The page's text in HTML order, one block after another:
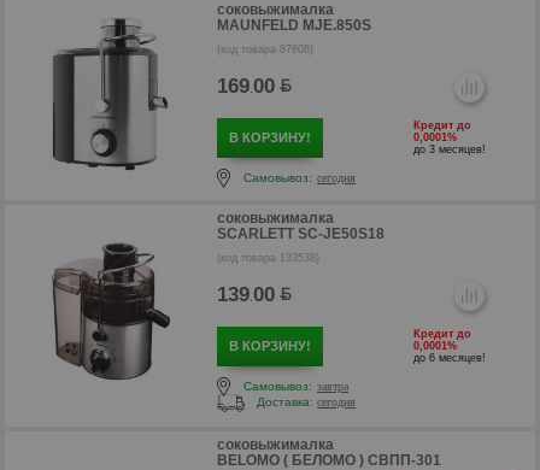
соковыжималка
MAUNFELD MJE.850S
(код товара 87608)
169.00
В КОРЗИНУ!
Кредит до
0,0001%
до 3 месяцев!
Самовывоз: сегодня
соковыжималка
SCARLETT SC-JE50S18
(код товара 133538)
139.00
В КОРЗИНУ!
Кредит до
0,0001%
до 6 месяцев!
Самовывоз: завтра
Доставка: сегодня
соковыжималка
BELOMO ( БЕЛОМО ) СВПП-301